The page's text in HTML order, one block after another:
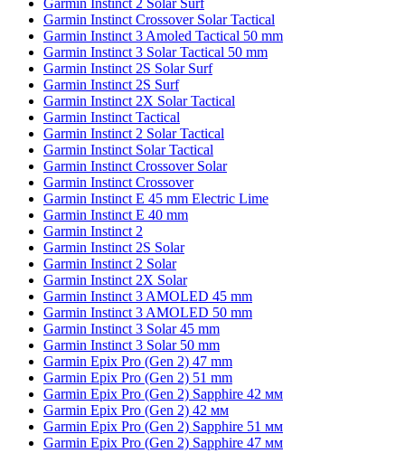
Garmin Instinct 2 Solar Surf
Garmin Instinct Crossover Solar Tactical
Garmin Instinct 3 Amoled Tactical 50 mm
Garmin Instinct 3 Solar Tactical 50 mm
Garmin Instinct 2S Solar Surf
Garmin Instinct 2S Surf
Garmin Instinct 2X Solar Tactical
Garmin Instinct Tactical
Garmin Instinct 2 Solar Tactical
Garmin Instinct Solar Tactical
Garmin Instinct Crossover Solar
Garmin Instinct Crossover
Garmin Instinct E 45 mm Electric Lime
Garmin Instinct E 40 mm
Garmin Instinct 2
Garmin Instinct 2S Solar
Garmin Instinct 2 Solar
Garmin Instinct 2X Solar
Garmin Instinct 3 AMOLED 45 mm
Garmin Instinct 3 AMOLED 50 mm
Garmin Instinct 3 Solar 45 mm
Garmin Instinct 3 Solar 50 mm
Garmin Epix Pro (Gen 2) 47 mm
Garmin Epix Pro (Gen 2) 51 mm
Garmin Epix Pro (Gen 2) Sapphire 42 мм
Garmin Epix Pro (Gen 2) 42 мм
Garmin Epix Pro (Gen 2) Sapphire 51 мм
Garmin Epix Pro (Gen 2) Sapphire 47 мм